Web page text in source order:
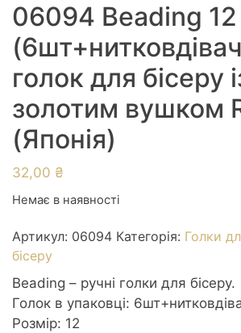
06094 Beading 12
голок для бісеру
золотим вушком
(Японія)
32,00 ₴
Немає в наявності
Артикул: 06094 Категорія: Голки
бісеру
Beading – ручні голки для бісеру.
Голок в упаковці:
Розмір: 12